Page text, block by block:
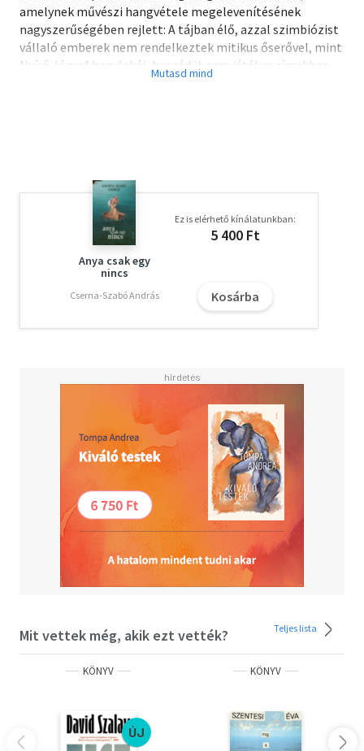
amelynek művészi hangvétele megelevenítésének
nagyszerűségében rejlett: A tájban élő, azzal szimbiózist
vállaló emberek nem rendelkeztek mitikus őserővel, mint
Nyírő József hegylakói, beszédük sem játékos rímekben
csilingel, mint Tamási Áron góbéinak, és az országos
Sas Péter
Anya csak egy
nincs
Cserna-Szabó András
Ez is elérhető kínálatunkban:
5 400 Ft
Kosárba
Mit vettek még, akik ezt vették? Teljes lista
KÖNYV
ÚJ
KÖNYV